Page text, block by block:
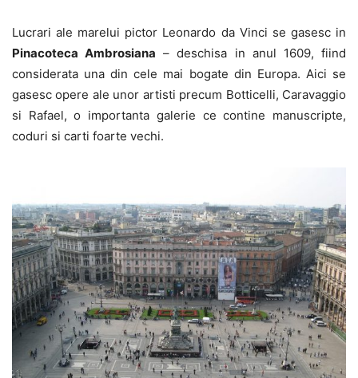
Lucrari ale marelui pictor Leonardo da Vinci se gasesc in
Pinacoteca Ambrosiana – deschisa in anul 1609, fiind
considerata una din cele mai bogate din Europa. Aici se
gasesc opere ale unor artisti precum Botticelli, Caravaggio
si Rafael, o importanta galerie ce contine manuscripte,
coduri si carti foarte vechi.